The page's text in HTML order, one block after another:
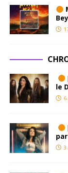
le
3